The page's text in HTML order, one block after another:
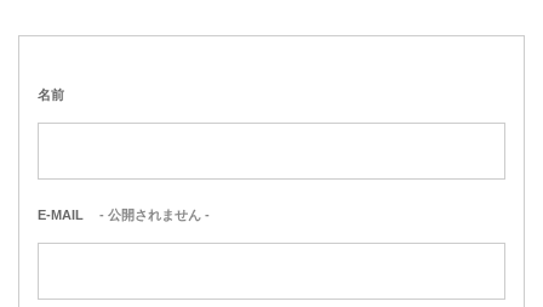
名前
E-MAIL - 公開されません -